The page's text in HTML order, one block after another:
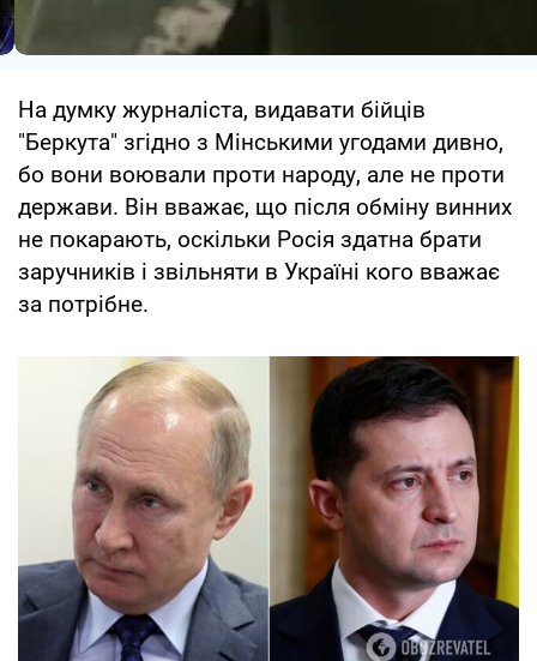
На думку журналіста, видавати бійців
"Беркута" згідно з Мінськими угодами дивно,
бо вони воювали проти народу, але не проти
держави. Він вважає, що після обміну винних
не покарають, оскільки Росія здатна брати
заручників і звільняти в Україні кого вважає
за потрібне.